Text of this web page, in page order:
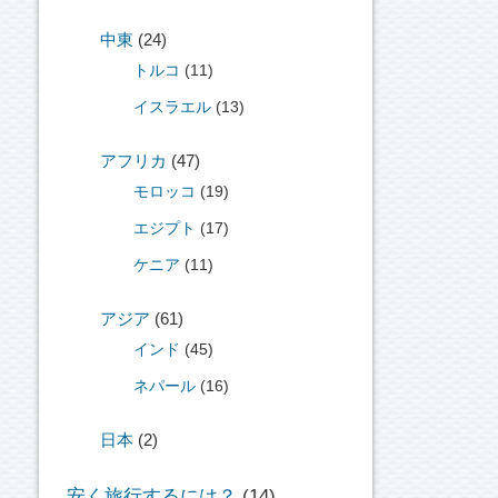
中東 (24)
トルコ (11)
イスラエル (13)
アフリカ (47)
モロッコ (19)
エジプト (17)
ケニア (11)
アジア (61)
インド (45)
ネパール (16)
日本 (2)